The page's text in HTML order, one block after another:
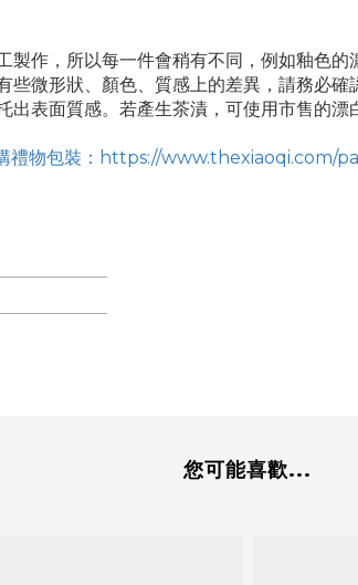
作，所以每一件會稍有不同，例如釉色的
微形狀、顏色、質感上的差異，請務必確
出表面質感。若產生茶漬，可使用市售的漂
禮物包裝：https://www.thexiaoqi.com/
您可能喜歡...